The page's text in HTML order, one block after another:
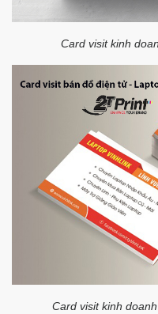
Card visit kinh
Card visit kinh